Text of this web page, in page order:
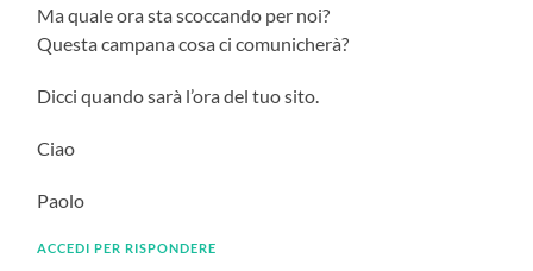
Ma quale ora sta scoccando per noi?
Questa campana cosa ci comunicherà?
Dicci quando sarà l’ora del tuo sito.
Ciao
Paolo
ACCEDI PER RISPONDERE